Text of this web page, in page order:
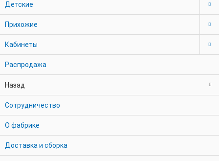
Детские
Прихожие
Кабинеты
Распродажа
Назад
Сотрудничество
О фабрике
Доставка и сборка